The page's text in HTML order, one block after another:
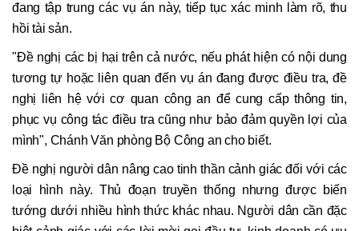
đang tập trung các vụ án này, tiếp tục xác minh làm rõ, thu
hồi tài sản.
"Đề nghị các bị hại trên cả nước, nếu phát hiện có nội dung
tương tự hoặc liên quan đến vụ án đang được điều tra, đề
nghị liên hệ với cơ quan công an để cung cấp thông tin,
phục vụ công tác điều tra cũng như bảo đảm quyền lợi của
mình", Chánh Văn phòng Bộ Công an cho biết.
Đề nghị người dân nâng cao tinh thần cảnh giác đối với các
loại hình này. Thủ đoạn truyền thống nhưng được biến
tướng dưới nhiều hình thức khác nhau. Người dân cần đặc